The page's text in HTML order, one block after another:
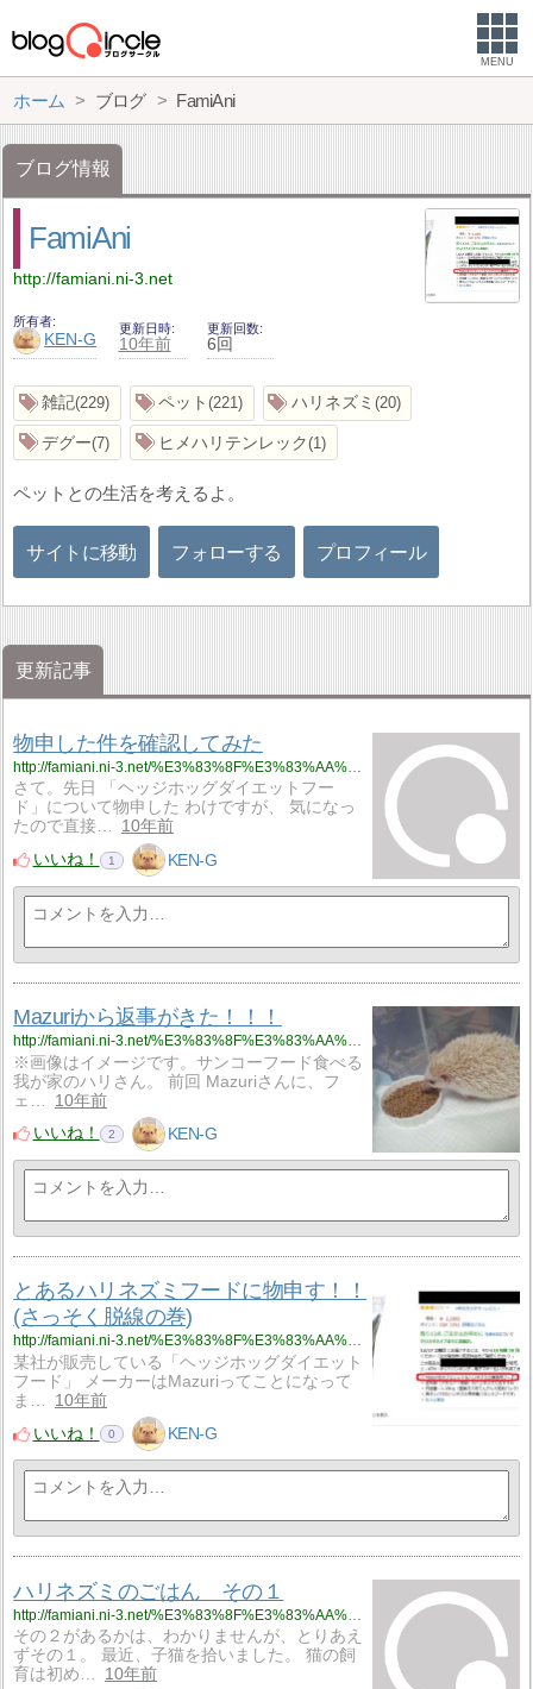
MENU
ホーム ブログ FamiAni
ブログ情報
FamiAni
http://famiani.ni-3.net
所有者
KEN-G
更新日時
10年前
更新回数
6回
雑記 229 ペット 221 ハリネズミ 20
デグー 7 ヒメハリテンレック 1
ペットとの生活を考えるよ。
サイトに移動 フォローする プロフィール
更新記事
物申した件を確認してみた
http://famiani.ni-3.net/%E3%83%8F%E3%83%AA%E3%83%8D%E3%82%BA%E3%83%9F/%E7%89%A9%E7%94%B3%E3%81%97%E3%81%9F%E4%BB%B6%E3%82%92%E7%A2%BA%E8%AA%8D%E3%81%97%E3%81%A6%E3%81%BF%E3%81%9F
さて。先日 「ヘッジホッグダイエットフー
ド」について物申した わけですが、 気になっ
たので直接…
10年前
いいね！
1 KEN-G
Mazuriから返事がきた！！！
http://famiani.ni-3.net/%E3%83%8F%E3%83%AA%E3%83%8D%E3%82%BA%E3%83%9F/mazuri%E3%81%8B%E3%82%89%E8%BF%94%E4%BA%8B%E3%81%8C%E3%81%8D%E3%81%9F%EF%BC%81%EF%BC%81%EF%BC%81
※画像はイメージです。サンコーフード食べる
我が家のハリさん。 前回 Mazuriさんに、フ
ェ…
10年前
いいね！
2 KEN-G
とあるハリネズミフードに物申す！！
(さっそく脱線の巻)
http://famiani.ni-3.net/%E3%83%8F%E3%83%AA%E3%83%8D%E3%82%BA%E3%83%9F/%E3%81%A8%E3%81%82%E3%82%8B%E3%83%8F%E3%83%AA%E3%83%8D%E3%82%BA%E3%83%9F%E3%83%95%E3%83%BC%E3%83%89%E3%81%AB%E7%89%A9%E7%94%B3%E3%81%99%EF%BC%81%EF%BC%81-%E3%81%95%E3%81%A3%E3%81%9D%E3%81%8F%E8%84%B1%E7%B7%9A%E3%81%AE%E5%B7%BB-
某社が販売している「ヘッジホッグダイエット
フード」 メーカーはMazuriってことになって
ま…
10年前
いいね！
0 KEN-G
ハリネズミのごはん その１
その２があるかは、わかりませんが、とりあえ
ずその１。 最近、子猫を拾いました。 猫の飼
育は初め…
10年前